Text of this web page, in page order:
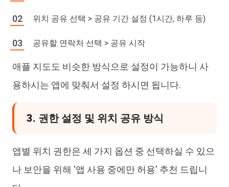
위치 공유 선택 > 공유 기간 설정 (1시간, 하루 등)
공유할 연락처 선택 > 공유 시작
애플 지도도 비슷한 방식으로 설정이 가능하니 사
용하시는 앱에 맞춰서 설정 하시면 됩니다.
3. 권한 설정 및 위치 공유 방식
앱별 위치 권한은 세 가지 옵션 중 선택하실 수 있으
나 보안을 위해 '앱 사용 중에만 허용' 추천 드립니